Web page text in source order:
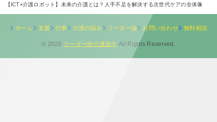
【ICT×介護ロボット】未来の介護とは？人手不足を解決する次世代ケアの全体像
ホーム 支援 仕事 介護の悩み リーダー論 お問い合わせ 無料相談
© 2026 リーダー的介護道中 All Rights Reserved.